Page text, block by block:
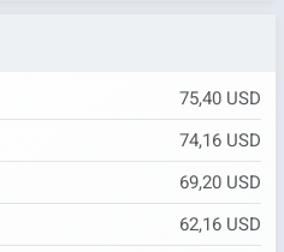
75,40 USD
74,16 USD
69,20 USD
62,16 USD